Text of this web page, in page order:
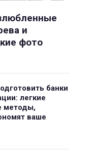
и
фото
банки
легкие
методы,
ваше